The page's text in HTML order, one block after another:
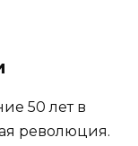
50 лет в
революция.